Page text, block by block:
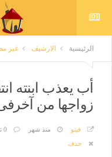
الرئيسية الارشيف غير
أب يعذب ابنته
زواجها من
فيتو منذ شهر 0 تعليق
حذف